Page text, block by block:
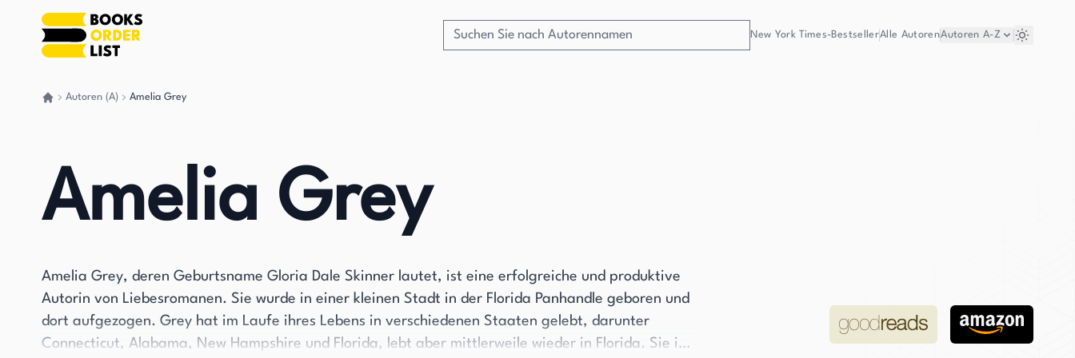
New York Times-BestsellerAlle AutorenAutoren A-Z
Autoren (A) Amelia Grey
Amelia Grey
Amelia Grey, deren Geburtsname Gloria Dale Skinner lautet, ist eine erfolgreiche und produktive
Autorin von Liebesromanen. Sie wurde in einer kleinen Stadt in der Florida Panhandle geboren und
dort aufgezogen. Grey hat im Laufe ihres Lebens in verschiedenen Staaten gelebt, darunter
Connecticut, Alabama, New Hampshire und Florida, lebt aber mittlerweile wieder in Florida. Sie ist